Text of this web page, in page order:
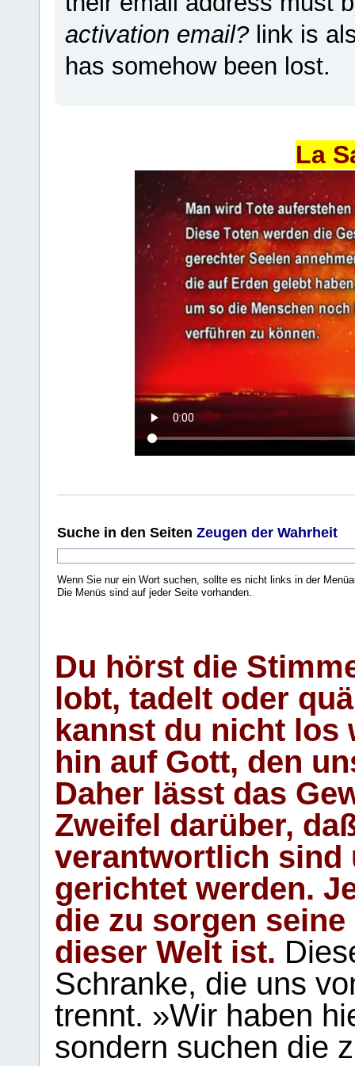
activation email?link is
has somehow been lost.
La
Suche in den Seiten Zeugen der Wahrheit
Wenn Sie nur ein Wort suchen, sollte es nicht links in der
Die Menüs sind auf jeder Seite vorhanden..
Du hörst die
lobt, tadelt oder
kannst du nicht los
hin auf Gott, den
Daher lässt das
Zweifel darüber,
verantwortlich sind
gerichtet werden.
die zu sorgen
dieser Welt ist.
Schranke, die uns
trennt. »Wir haben
sondern suchen die